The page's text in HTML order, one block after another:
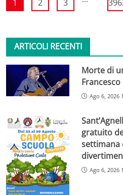
1 2 3
ARTICOLI RECENTI
Morte di
Ago 6, 2026
gratuito
settimana
Ago 6, 2026